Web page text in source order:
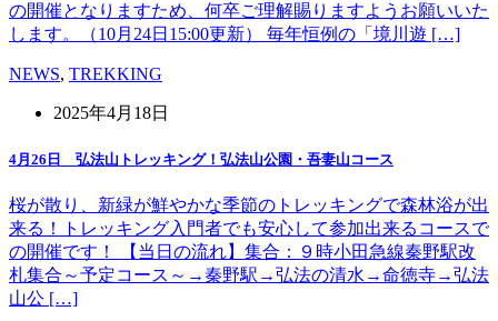
の開催となりますため、何卒ご理解賜りますようお願いいた
します。（10月24日15:00更新） 毎年恒例の「境川遊 […]
NEWS, TREKKING
2025年4月18日
4月26日 弘法山トレッキング！弘法山公園・吾妻山コース
桜が散り、新緑が鮮やかな季節のトレッキングで森林浴が出
来る！トレッキング入門者でも安心して参加出来るコースで
の開催です！ 【当日の流れ】集合：９時小田急線秦野駅改
札集合～予定コース～→秦野駅→弘法の清水→命徳寺→弘法
山公 […]